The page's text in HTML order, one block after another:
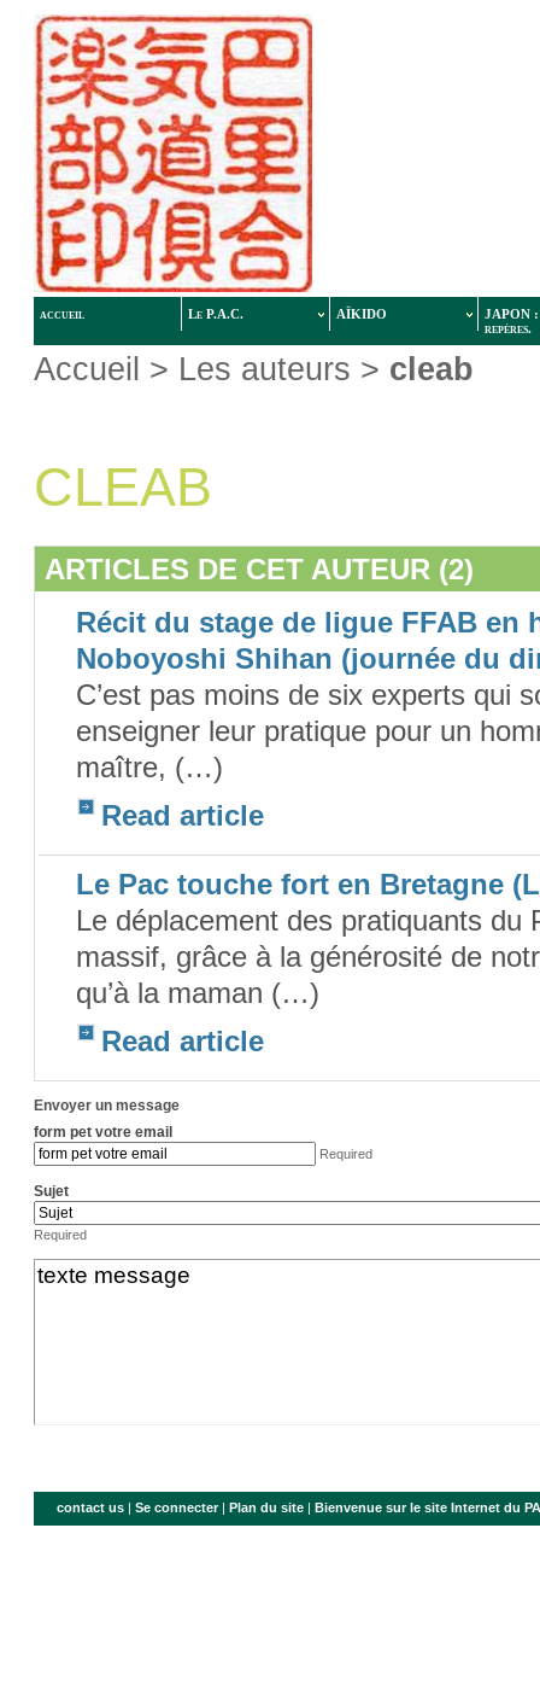
accueil Le P.A.C. AÏKIDO
JAPON :
repères.
Accueil > Les auteurs > cleab
CLEAB
ARTICLES DE CET AUTEUR (2)
Récit du stage de ligue FFAB en
Noboyoshi Shihan (journée du
C’est pas moins de six experts qui
enseigner leur pratique pour un
maître, (…)
Read article
Le Pac touche fort en Bretagne
Le déplacement des pratiquants du
massif, grâce à la générosité de
qu’à la maman (…)
Read article
Envoyer un message
form pet votre email
Required
Sujet
Required
contact us |Se connecter| Plan du site Bienvenue sur le site Internet du